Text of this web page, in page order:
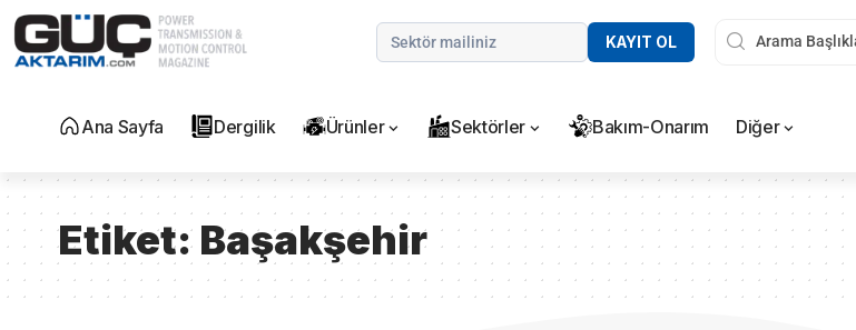
KAYIT OL
Ana Sayfa Dergilik Ürünler Sektörler Bakım-Onarım Diğer
Etiket:Başakşehir